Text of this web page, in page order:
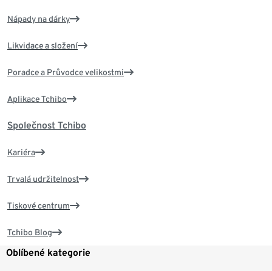
Nápady na dárky
Likvidace a složení
Poradce a Průvodce velikostmi
Aplikace Tchibo
Společnost Tchibo
Kariéra
Trvalá udržitelnost
Tiskové centrum
Tchibo Blog
Oblíbené kategorie